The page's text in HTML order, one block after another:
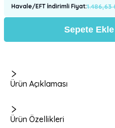
Havale/EFT İndirimli Fiyat:1.486,63
Sepete Ekle
Ürün Açıklaması
Ürün Özellikleri